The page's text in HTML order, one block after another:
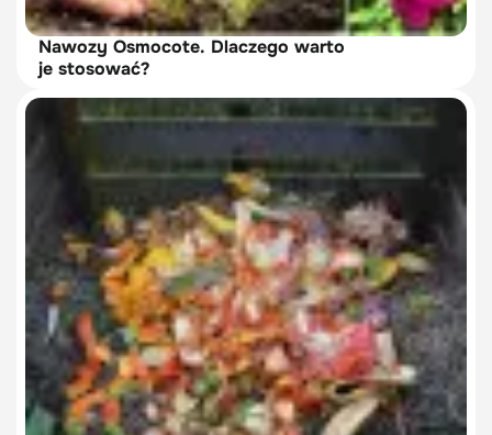
Nawozy Osmocote. Dlaczego warto
je stosować?